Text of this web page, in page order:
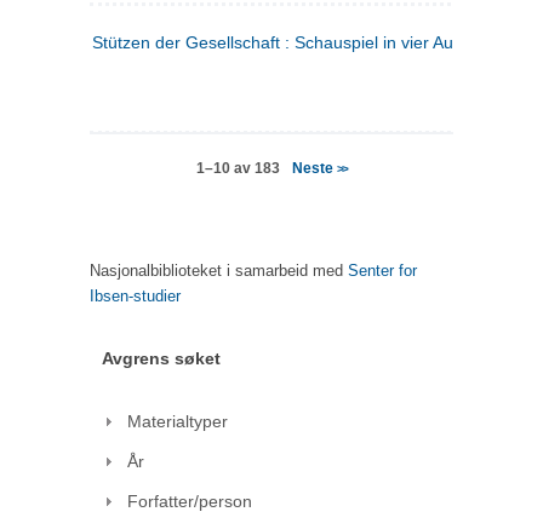
Stützen der Gesellschaft : Schauspiel in vier Aufzügen
1–10 av 183 Neste >>
Nasjonalbiblioteket i samarbeid med Senter for
Ibsen-studier
Avgrens søket
Materialtyper
År
Forfatter/person